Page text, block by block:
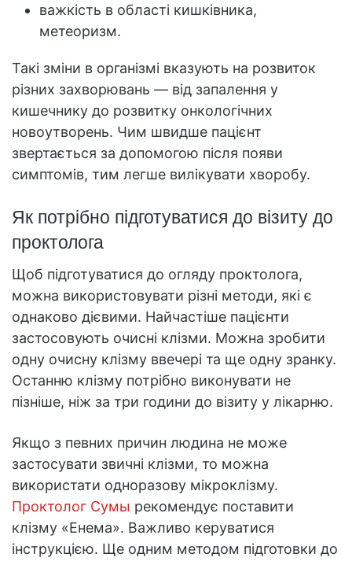
важкість в області кишківника,
метеоризм.
Такі зміни в організмі вказують на розвиток
різних захворювань — від запалення у
кишечнику до розвитку онкологічних
новоутворень. Чим швидше пацієнт
звертається за допомогою після появи
симптомів, тим легше вилікувати хворобу.
Як потрібно підготуватися до візиту до
проктолога
Щоб підготуватися до огляду проктолога,
можна використовувати різні методи, які є
однаково дієвими. Найчастіше пацієнти
застосовують очисні клізми. Можна зробити
одну очисну клізму ввечері та ще одну зранку.
Останню клізму потрібно виконувати не
пізніше, ніж за три години до візиту у лікарню.
Якщо з певних причин людина не може
застосувати звичні клізми, то можна
використати одноразову мікроклізму.
Проктолог Сумы рекомендує поставити
клізму «Енема». Важливо керуватися
інструкцією. Ще одним методом підготовки до